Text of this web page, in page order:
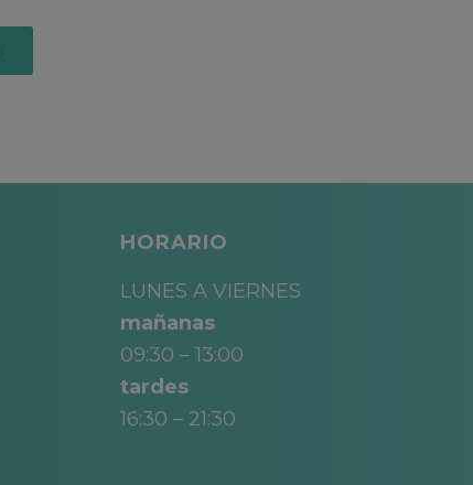
HORARIO
LUNES A VIERNES
mañanas
09:30 – 13:00
tardes
16:30 – 21:30